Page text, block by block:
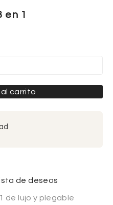
en 1
carrito
de deseos
de lujo y plegable